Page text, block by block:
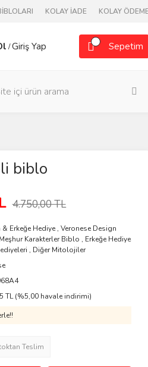
KOLAY İADE KOLAY
/Giriş Yap Sepetim
biblo
4.750,00 TL
Erkeğe Hediye ,Veronese Design
Meşhur Karakterler Biblo , Erkeğe Hediye
, Diğer Mitolojiler
TL (%5,00 havale indirimi)
Teslim